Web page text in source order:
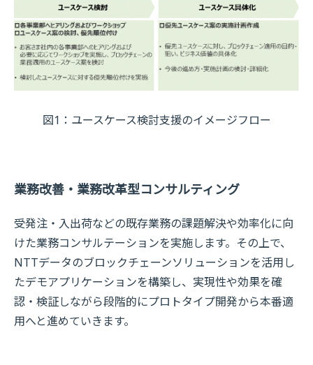
図1：ユースケース検討支援のイメージフロー
業務改善・業務改革型コンサルティング
受発注・入出荷などの既存業務の課題解決や効率化に向
けた業務コンサルテーションを実施します。その上で、
NTTデータのブロックチェーンソリューションを活用し
たデモアプリケーションを構築し、実現性や効果を確
認・検証しながら段階的にプロトタイプ開発から本番適
用へと進めていきます。